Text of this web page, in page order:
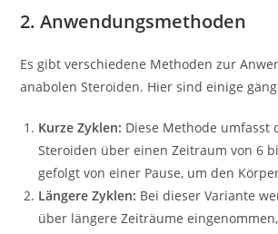
2. Anwendungsmethoden
Es gibt verschiedene Methoden zur
anabolen Steroiden. Hier sind einige
Kurze Zyklen: Diese Methode umfasst
Steroiden über einen Zeitraum von 6
gefolgt von einer Pause, um den
Längere Zyklen: Bei dieser Variante
über längere Zeiträume